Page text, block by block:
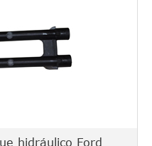
hidráulico Ford